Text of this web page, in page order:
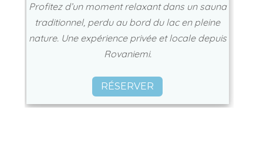
Profitez d’un moment relaxant dans un sauna
traditionnel, perdu au bord du lac en pleine
nature. Une expérience privée et locale depuis
Rovaniemi.
RÉSERVER